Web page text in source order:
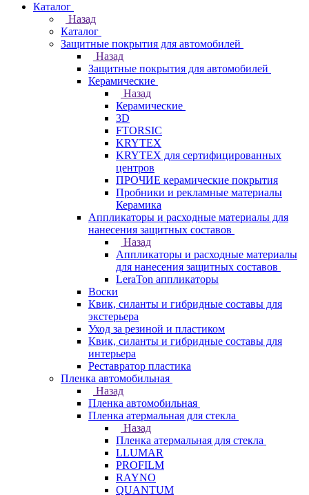
Каталог
Назад
Каталог
Защитные покрытия для автомобилей
Назад
Защитные покрытия для автомобилей
Керамические
Назад
Керамические
3D
FTORSIC
KRYTEX
KRYTEX для сертифицированных
центров
ПРОЧИЕ керамические покрытия
Пробники и рекламные материалы
Керамика
Аппликаторы и расходные материалы для
нанесения защитных составов
Назад
Аппликаторы и расходные материалы
для нанесения защитных составов
LeraTon аппликаторы
Воски
Квик, силанты и гибридные составы для
экстерьера
Уход за резиной и пластиком
Квик, силанты и гибридные составы для
интерьера
Реставратор пластика
Пленка автомобильная
Назад
Пленка автомобильная
Пленка атермальная для стекла
Назад
Пленка атермальная для стекла
LLUMAR
PROFILM
RAYNO
QUANTUM